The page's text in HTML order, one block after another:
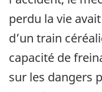
perdu la vie
d’un train
capacité de
sur les dangers